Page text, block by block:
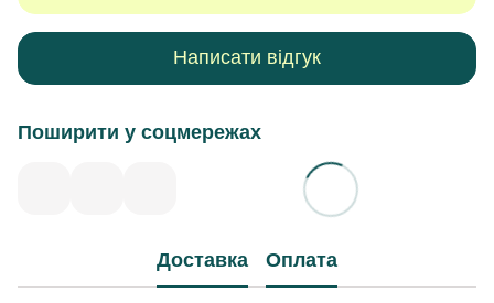
Написати відгук
Поширити у соцмережах
Доставка Оплата